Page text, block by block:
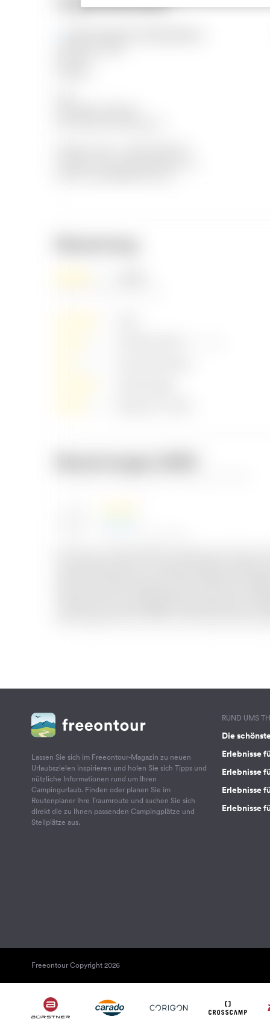
Lassen Sie sich im Freeontour-Magazin zu neuen
Urlaubszielen inspirieren und holen Sie sich Tipps und
nützliche Informationen rund um Ihren
Campingurlaub. Finden oder planen Sie im
Routenplaner Ihre Traumroute und suchen Sie sich
direkt die zu Ihnen passenden Campingplätze und
Stellplätze aus.
RUND UMS
Die
Erlebnisse
Erlebnisse
Erlebnisse
Erlebnisse
Freeontour Copyright 2026